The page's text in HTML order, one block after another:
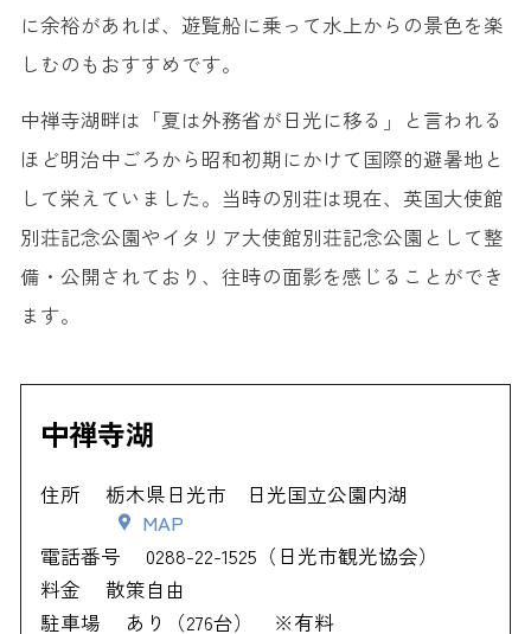
に余裕があれば、遊覧船に乗って水上からの景色を楽
しむのもおすすめです。
中禅寺湖畔は「夏は外務省が日光に移る」と言われる
ほど明治中ごろから昭和初期にかけて国際的避暑地と
して栄えていました。当時の別荘は現在、英国大使館
別荘記念公園やイタリア大使館別荘記念公園として整
備・公開されており、往時の面影を感じることができ
ます。
中禅寺湖
住所
栃木県日光市 日光国立公園内湖
MAP
電話番号
0288-22-1525（日光市観光協会）
料金
散策自由
駐車場
あり（276台） ※有料